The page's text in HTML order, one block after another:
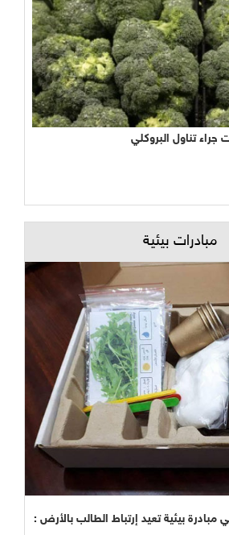
جراء تناول البروكلي
مبادرات بيئية
مبادرة بيئية تعيد إرتباط الطالب بالأرض :